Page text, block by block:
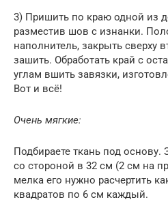
3) Пришить по краю одной из
разместив шов с изнанки.
наполнитель, закрыть сверху
зашить. Обработать край с
углам вшить завязки,
Вот и всё!
Очень мягкие:
Подбираете ткань под основу.
со стороной в 32 см (2 см на
мелка его нужно расчертить
квадратов по 6 см каждый.